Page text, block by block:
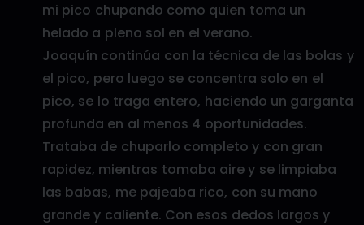
mi pico chupando como quien toma un
helado a pleno sol en el verano.
Joaquín continúa con la técnica de las bolas y
el pico, pero luego se concentra solo en el
pico, se lo traga entero, haciendo un garganta
profunda en al menos 4 oportunidades.
Trataba de chuparlo completo y con gran
rapidez, mientras tomaba aire y se limpiaba
las babas, me pajeaba rico, con su mano
grande y caliente. Con esos dedos largos y